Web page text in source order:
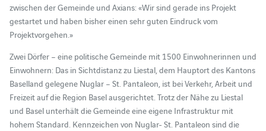
zwischen der Gemeinde und Axians: «Wir sind gerade ins Projekt
gestartet und haben bisher einen sehr guten Eindruck vom
Projektvorgehen.»
Zwei Dörfer – eine politische Gemeinde mit 1500 Einwohnerinnen und
Einwohnern: Das in Sichtdistanz zu Liestal, dem Hauptort des Kantons
Baselland gelegene Nuglar – St. Pantaleon, ist bei Verkehr, Arbeit und
Freizeit auf die Region Basel ausgerichtet. Trotz der Nähe zu Liestal
und Basel unterhält die Gemeinde eine eigene Infrastruktur mit
hohem Standard. Kennzeichen von Nuglar- St. Pantaleon sind die